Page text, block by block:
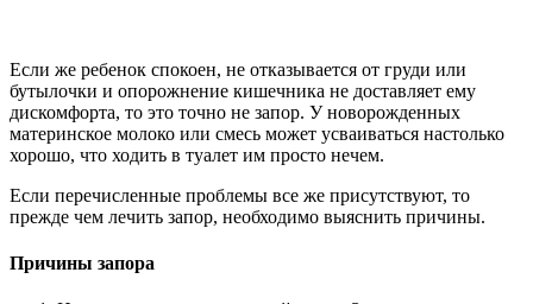
Если же ребенок спокоен, не отказывается от груди или
бутылочки и опорожнение кишечника не доставляет ему
дискомфорта, то это точно не запор. У новорожденных
материнское молоко или смесь может усваиваться настолько
хорошо, что ходить в туалет им просто нечем.
Если перечисленные проблемы все же присутствуют, то
прежде чем лечить запор, необходимо выяснить причины.
Причины запора